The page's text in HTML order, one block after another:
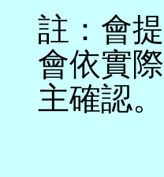
註：會
會依實
主確認。